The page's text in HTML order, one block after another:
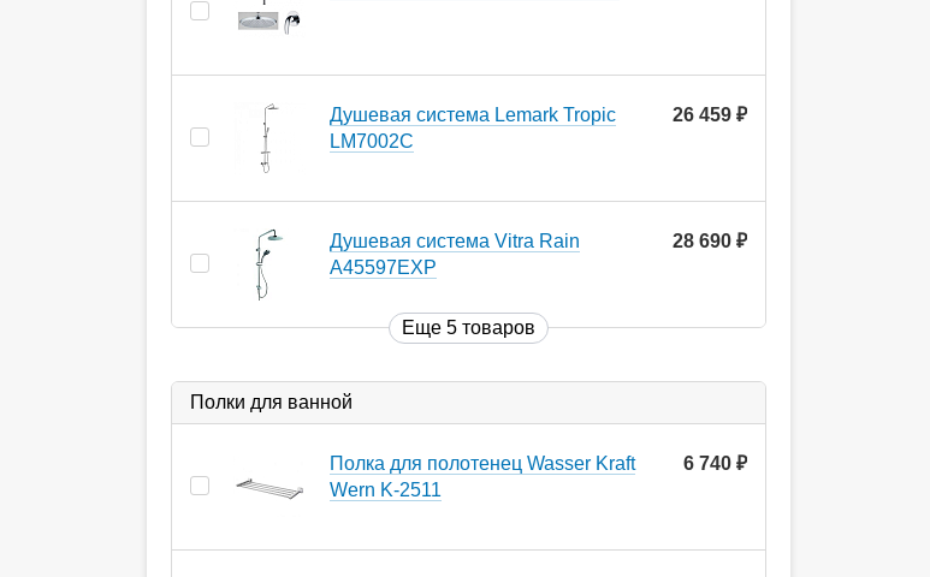
Душевая система Lemark Tropic
LM7002С
26 459
Душевая система Vitra Rain
A45597EXP
28 690
Еще 5 товаров
Полки для ванной
Полка для полотенец Wasser Kraft
Wern K-2511
6 740